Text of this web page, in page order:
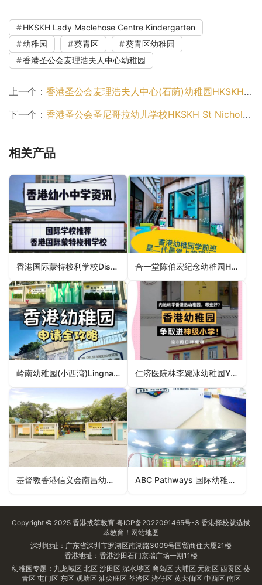
HKSKH Lady Maclehose Centre Kindergarten
幼稚园
葵青区
葵青区幼稚园
香港圣公会麦理浩夫人中心幼稚园
上一个： 香港圣公会麦理浩夫人中心(石荫)幼稚园HKSKH Lady Maclehose Centre (Shek Yam) Kindergarten（葵青区幼稚园）
下一个： 香港圣公会圣尼哥拉幼儿学校HKSKH St Nicholas’ Nursery School（幼稚园）
相关产品
香港国际蒙特梭利学校Discovery Montessori School（离岛区幼稚园） 合一堂陈伯宏纪念幼稚园Hop Yat Church Chan Pak Wang Memorial Kindergarten（东区幼稚园）
岭南幼稚园(小西湾)Lingnan Kindergarten (Siu Sai Wan)（东区幼稚园） 仁济医院林李婉冰幼稚园Yan Chai Hospital Nina Lam Kindergarten（元朗区幼稚园）
基督教香港信义会南昌幼稚园ELCHK Nam Cheong Kindergarten（深水埗区幼稚园） ABC Pathways 国际幼稚园(黄埔校舍)ABC Pathways International Kindergarten (Whampoa Campus)（九龙城区幼稚园）
Copyright © 2025 香港拔萃教育 粤ICP备2022091465号-3 香港择校就选拔
萃教育！ 网站地图
深圳地址：广东省深圳市罗湖区南湖路3009号国贸商住大厦21楼
香港地址：香港沙田石门京瑞广场一期11楼
幼稚园专题： 九龙城区 北区 沙田区 深水埗区 离岛区 大埔区 元朗区 西贡区 葵
青区 屯门区 东区 观塘区 油尖旺区 荃湾区 湾仔区 黄大仙区 中西区 南区